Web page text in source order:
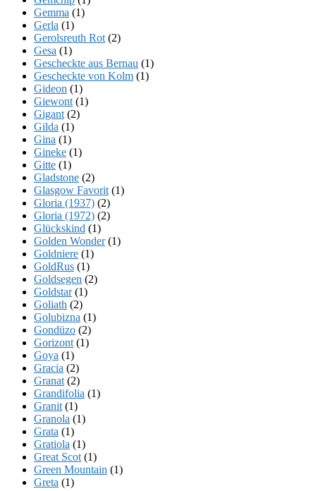
Gemma (1)
Gerla (1)
Gerolsreuth Rot (2)
Gesa (1)
Gescheckte aus Bernau (1)
Gescheckte von Kolm (1)
Gideon (1)
Giewont (1)
Gigant (2)
Gilda (1)
Gina (1)
Gineke (1)
Gitte (1)
Gladstone (2)
Glasgow Favorit (1)
Gloria (1937) (2)
Gloria (1972) (2)
Glückskind (1)
Golden Wonder(1)
Goldniere (1)
GoldRus (1)
Goldsegen (2)
Goldstar(1)
Goliath (2)
Golubizna (1)
Gondüzo (2)
Gorizont (1)
Goya (1)
Gracia (2)
Granat (2)
Grandifolia (1)
Granit (1)
Granola (1)
Grata (1)
Gratiola (1)
Great Scot (1)
Green Mountain (1)
Greta (1)